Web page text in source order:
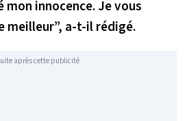
mon innocence. Je vous
meilleur”, a-t-il rédigé.
après cette publicité